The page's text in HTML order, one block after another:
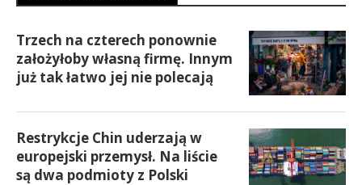
Trzech na czterech ponownie
założyłoby własną firmę. Innym
już tak łatwo jej nie polecają
Restrykcje Chin uderzają w
europejski przemysł. Na liście
są dwa podmioty z Polski